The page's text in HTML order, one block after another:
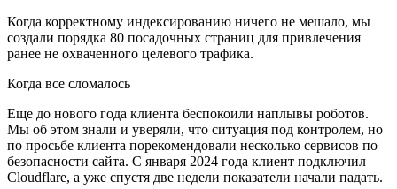
Когда корректному индексированию ничего не мешало, мы
создали порядка 80 посадочных страниц для привлечения
ранее не охваченного целевого трафика.
Когда все сломалось
Еще до нового года клиента беспокоили наплывы роботов.
Мы об этом знали и уверяли, что ситуация под контролем, но
по просьбе клиента порекомендовали несколько сервисов по
безопасности сайта. С января 2024 года клиент подключил
Cloudflare, а уже спустя две недели показатели начали падать.